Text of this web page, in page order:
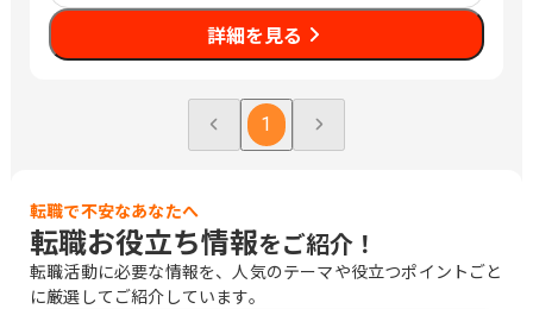
詳細を見る
1
転職で不安なあなたへ
転職お役立ち情報をご紹介！
転職活動に必要な情報を、人気のテーマや役立つポイントごと
に厳選してご紹介しています。